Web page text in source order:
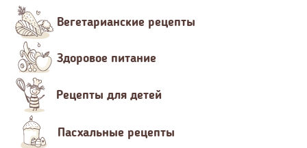
Вегетарианские рецепты
Здоровое питание
Рецепты для детей
Пасхальные рецепты